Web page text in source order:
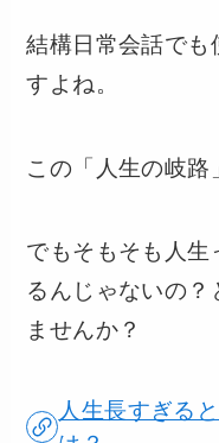
結構日常会話でも
すよね。
この「人生の岐路
でもそもそも人生
るんじゃないの
ませんか？
人生長すぎる